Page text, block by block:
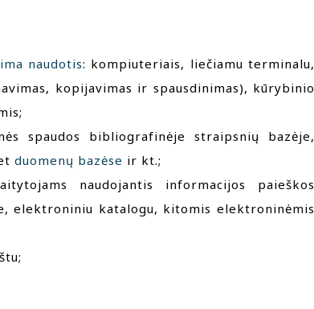
naudotis: kompiuteriais, liečiamu terminalu,
kopijavimas ir spausdinimas), kūrybinio
spaudos bibliografinėje straipsnių bazėje,
duomenų bazėse ir kt.;
naudojantis informacijos paieškos
elektroniniu katalogu, kitomis elektroninėmis